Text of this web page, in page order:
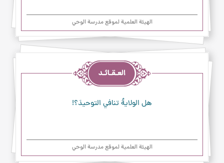
الهیئة العلمیة لموقع مدرسة الوحي
هل الولايةُ تنافي التوحيدَ؟!
الهیئة العلمیة لموقع مدرسة الوحي